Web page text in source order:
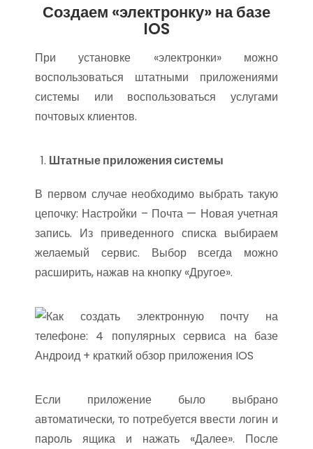
Создаем «электронку» на базе
IOS
При установке «электронки» можно
воспользоваться штатными приложениями
системы или воспользоваться услугами
почтовых клиентов.
Штатные приложения системы
В первом случае необходимо выбрать такую
цепочку: Настройки – Почта — Новая учетная
запись. Из приведенного списка выбираем
желаемый сервис. Выбор всегда можно
расширить, нажав на кнопку «Другое».
Если приложение было выбрано
автоматически, то потребуется ввести логин и
пароль ящика и нажать «Далее». После